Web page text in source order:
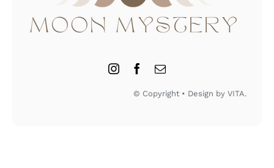
© Copyright • Design by VITA.